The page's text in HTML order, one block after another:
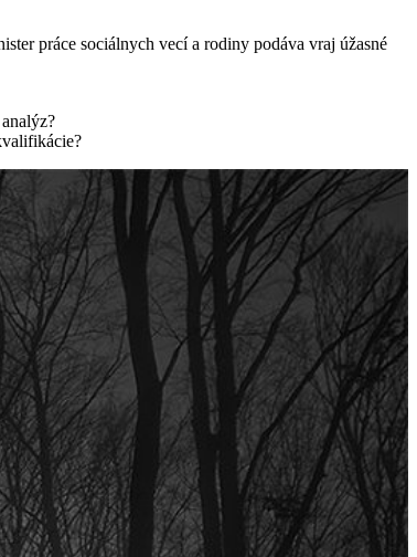
práce sociálnych vecí a rodiny podáva vraj úžasné